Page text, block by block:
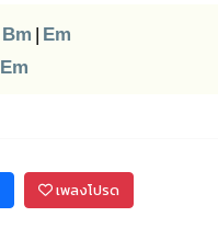
Bm | Em
Em
เพลงโปรด